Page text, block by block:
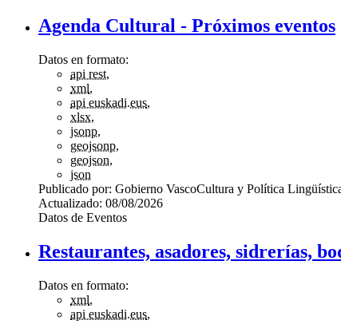
Agenda Cultural - Próximos eventos
Datos en formato:
api rest,
xml,
api euskadi.eus,
xlsx,
jsonp,
geojsonp,
geojson,
json
Publicado por: Gobierno VascoCultura y Política
Actualizado: 08/08/2026
Datos de Eventos
Restaurantes, asadores, sidrerías,
Datos en formato:
xml,
api euskadi.eus,